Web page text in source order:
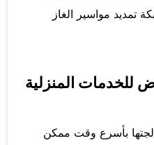
تمديد مواسير الغاز
للخدمات المنزلية
بأسرع وقت ممكن